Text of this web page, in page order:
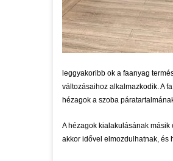
leggyakoribb ok a faanyag
változásaihoz alkalmazkodik. A
hézagok a szoba
A hézagok kialakulásának
akkor idővel elmozdulhatnak, és